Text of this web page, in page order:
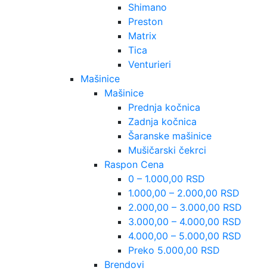
Shimano
Preston
Matrix
Tica
Venturieri
Mašinice
Mašinice
Prednja kočnica
Zadnja kočnica
Šaranske mašinice
Mušičarski čekrci
Raspon Cena
0 – 1.000,00 RSD
1.000,00 – 2.000,00 RSD
2.000,00 – 3.000,00 RSD
3.000,00 – 4.000,00 RSD
4.000,00 – 5.000,00 RSD
Preko 5.000,00 RSD
Brendovi